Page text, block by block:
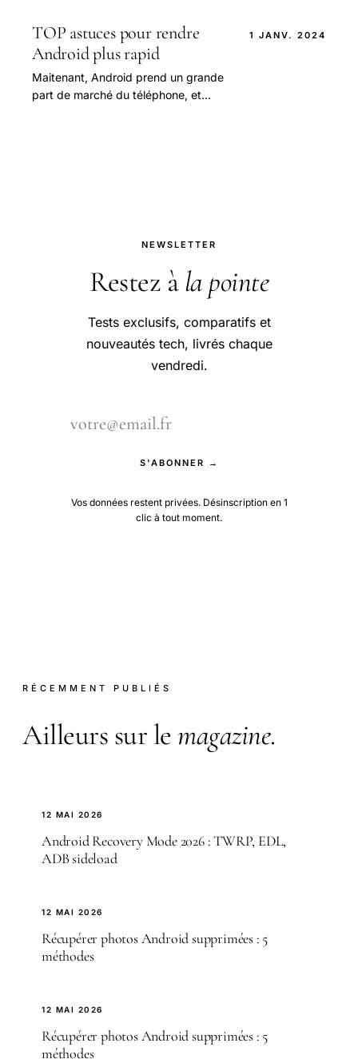
les rumeurs laissent.
TOP astuces pour rendre
Android plus rapid
Maitenant, Android prend un grande
part de marché du téléphone, et
1 JANV. 2024
NEWSLETTER
Restez à la pointe
Tests exclusifs, comparatifs et
nouveautés tech, livrés chaque
vendredi.
S'ABONNER →
Vos données restent privées. Désinscription en 1
clic à tout moment.
RÉCEMMENT PUBLIÉS
Ailleurs sur le magazine.
12 MAI 2026
Android Recovery Mode 2026 : TWRP, EDL,
ADB sideload
12 MAI 2026
Récupérer photos Android supprimées : 5
méthodes
12 MAI 2026
Récupérer photos Android supprimées : 5
méthodes